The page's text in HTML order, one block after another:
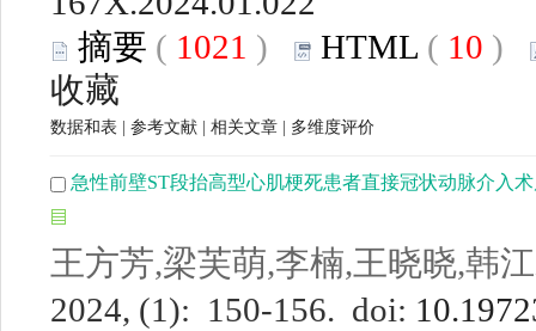
摘要 ( 1021 ) HTML ( 10 )
收藏
数据和表 参考文献 相关文章 多维度评价
急性前壁ST段抬高型心肌梗死患者直接冠状动脉介入
王方芳,梁芙萌,李楠,王晓晓,韩
2024, (1): 150-156. doi: